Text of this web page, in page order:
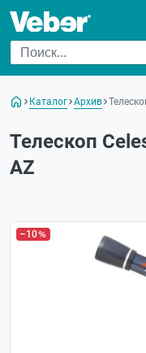
Каталог Архив
Телескоп
AZ
–10